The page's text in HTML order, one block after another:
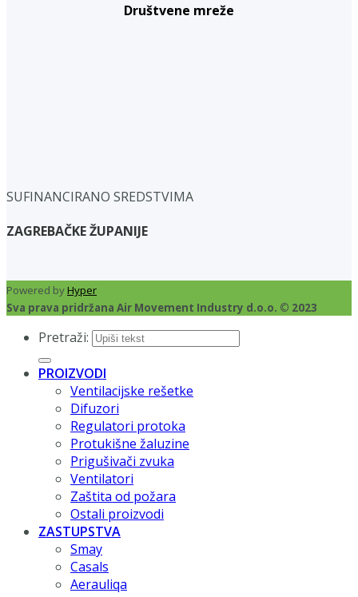
Društvene mreže
SUFINANCIRANO SREDSTVIMA
ZAGREBAČKE ŽUPANIJE
Powered byHyper
Sva prava pridržana Air Movement Industry d.o.o. © 2023
Pretraži:
PROIZVODI
Ventilacijske rešetke
Difuzori
Regulatori protoka
Protukišne žaluzine
Prigušivači zvuka
Ventilatori
Zaštita od požara
Ostali proizvodi
ZASTUPSTVA
Smay
Casals
Aerauliqa